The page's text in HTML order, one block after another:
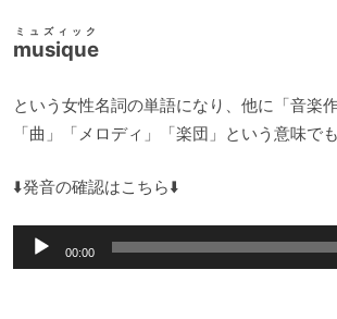
musique
ミュズィック
という女性名詞の単語になり、他に「音楽
「曲」「メロディ」「楽団」という意味で
⬇️発音の確認はこちら⬇️
声
00:00